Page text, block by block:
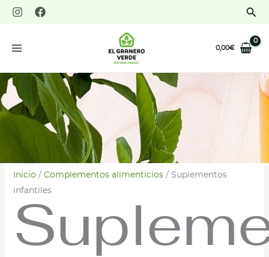
0,00€
Inicio / Complementos alimenticios/ Suplementos
infantiles